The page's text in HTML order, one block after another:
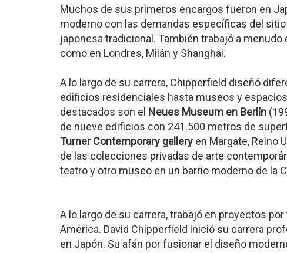
Muchos de sus primeros encargos fueron en
moderno con las demandas específicas del
japonesa tradicional. También trabajó a
como en Londres, Milán y Shanghái.
A lo largo de su carrera, Chipperfield diseñó
edificios residenciales hasta museos y
destacados son el Neues Museum en Berlín
de nueve edificios con 241.500 metros de
Turner Contemporary gallery en Margate, Reino
de las colecciones privadas de arte
teatro y otro museo en un barrio moderno de la
A lo largo de su carrera, trabajó en proyectos
América. David Chipperfield inició su carrera
en Japón. Su afán por fusionar el diseño